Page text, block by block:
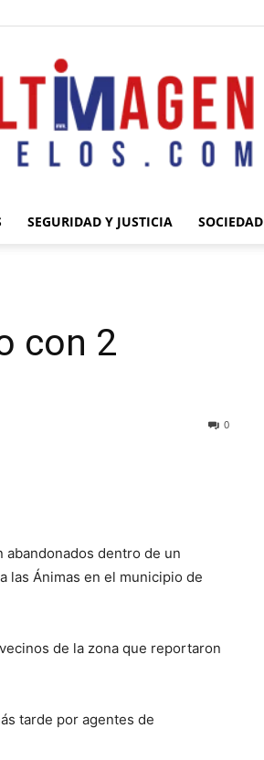
SEGURIDAD Y JUSTICIA SOCIEDAD
con 2
0
dentro de un
las Ánimas en el municipio de
de la zona que reportaron
tarde por agentes de